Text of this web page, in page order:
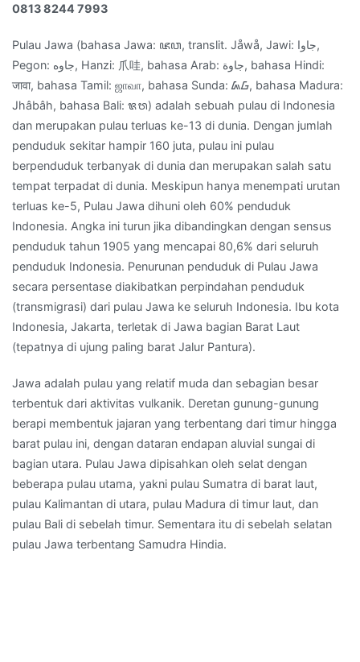
Bogor
:
0813
8244
7993
0813 8244 7993
Pulau Jawa (bahasa Jawa: ꦗꦮ, translit. Jåwå, Jawi: جاوا,
Pegon: جاوه, Hanzi: 爪哇, bahasa Arab: جاوة‎, bahasa Hindi:
जावा, bahasa Tamil: ஜாவா, bahasa Sunda: ᮏᮝ, bahasa Madura:
Jhâbâh, bahasa Bali: ᬚᬯ) adalah sebuah pulau di Indonesia
dan merupakan pulau terluas ke-13 di dunia. Dengan jumlah
penduduk sekitar hampir 160 juta, pulau ini pulau
berpenduduk terbanyak di dunia dan merupakan salah satu
tempat terpadat di dunia. Meskipun hanya menempati urutan
terluas ke-5, Pulau Jawa dihuni oleh 60% penduduk
Indonesia. Angka ini turun jika dibandingkan dengan sensus
penduduk tahun 1905 yang mencapai 80,6% dari seluruh
penduduk Indonesia. Penurunan penduduk di Pulau Jawa
secara persentase diakibatkan perpindahan penduduk
(transmigrasi) dari pulau Jawa ke seluruh Indonesia. Ibu kota
Indonesia, Jakarta, terletak di Jawa bagian Barat Laut
(tepatnya di ujung paling barat Jalur Pantura).
Jawa adalah pulau yang relatif muda dan sebagian besar
terbentuk dari aktivitas vulkanik. Deretan gunung-gunung
berapi membentuk jajaran yang terbentang dari timur hingga
barat pulau ini, dengan dataran endapan aluvial sungai di
bagian utara. Pulau Jawa dipisahkan oleh selat dengan
beberapa pulau utama, yakni pulau Sumatra di barat laut,
pulau Kalimantan di utara, pulau Madura di timur laut, dan
pulau Bali di sebelah timur. Sementara itu di sebelah selatan
pulau Jawa terbentang Samudra Hindia.